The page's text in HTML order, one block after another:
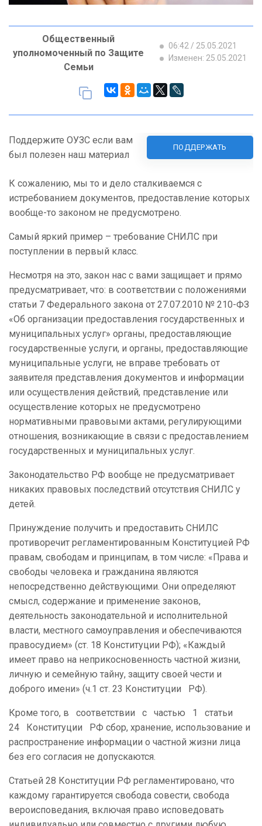
Общественный
уполномоченный по Защите
Семьи
06:42 / 25.05.2021
Изменен: 25.05.2021
Поддержите ОУЗС если вам
был полезен наш материал
ПОДДЕРЖАТЬ
К сожалению, мы то и дело сталкиваемся с
истребованием документов, предоставление которых
вообще-то законом не предусмотрено.
Самый яркий пример – требование СНИЛС при
поступлении в первый класс.
Несмотря на это, закон нас с вами защищает и прямо
предусматривает, что: в соответствии с положениями
статьи 7 Федерального закона от 27.07.2010 № 210-ФЗ
«Об организации предоставления государственных и
муниципальных услуг» органы, предоставляющие
государственные услуги, и органы, предоставляющие
муниципальные услуги, не вправе требовать от
заявителя представления документов и информации
или осуществления действий, представление или
осуществление которых не предусмотрено
нормативными правовыми актами, регулирующими
отношения, возникающие в связи с предоставлением
государственных и муниципальных услуг.
Законодательство РФ вообще не предусматривает
никаких правовых последствий отсутствия СНИЛС у
детей.
Принуждение получить и предоставить СНИЛС
противоречит регламентированным Конституцией РФ
правам, свободам и принципам, в том числе: «Права и
свободы человека и гражданина являются
непосредственно действующими. Они определяют
смысл, содержание и применение законов,
деятельность законодательной и исполнительной
власти, местного самоуправления и обеспечиваются
правосудием» (ст. 18 Конституции РФ); «Каждый
имеет право на неприкосновенность частной жизни,
личную и семейную тайну, защиту своей чести и
доброго имени» (ч.1 ст. 23 Конституции РФ).
Кроме того, в соответствии с частью 1 статьи
24 Конституции РФ сбор, хранение, использование и
распространение информации о частной жизни лица
без его согласия не допускаются.
Статьей 28 Конституции РФ регламентировано, что
каждому гарантируется свобода совести, свобода
вероисповедания, включая право исповедовать